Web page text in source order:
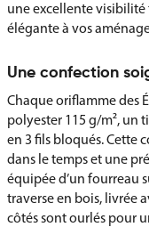
une excellente
élégante à vos
Une confection
Chaque oriflamme des
polyester 115 g/m², un
en 3 fils bloqués. Cette
dans le temps et une
équipée d’un fourreau
traverse en bois, livrée
côtés sont ourlés pour